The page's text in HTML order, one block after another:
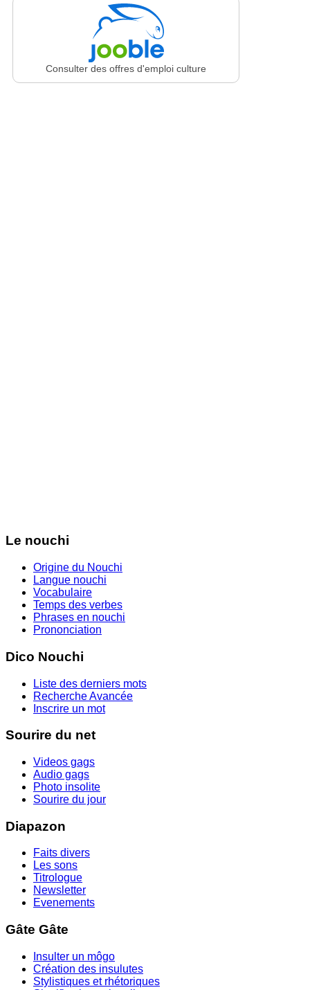
Consulter des offres d'emploi culture
Le nouchi
Origine du Nouchi
Langue nouchi
Vocabulaire
Temps des verbes
Phrases en nouchi
Prononciation
Dico Nouchi
Liste des derniers mots
Recherche Avancée
Inscrire un mot
Sourire du net
Videos gags
Audio gags
Photo insolite
Sourire du jour
Diapazon
Faits divers
Les sons
Titrologue
Newsletter
Evenements
Gâte Gâte
Insulter un môgo
Création des insulutes
Stylistiques et rhétoriques